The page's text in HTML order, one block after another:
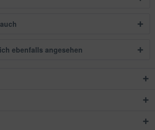
ebenfalls angesehen